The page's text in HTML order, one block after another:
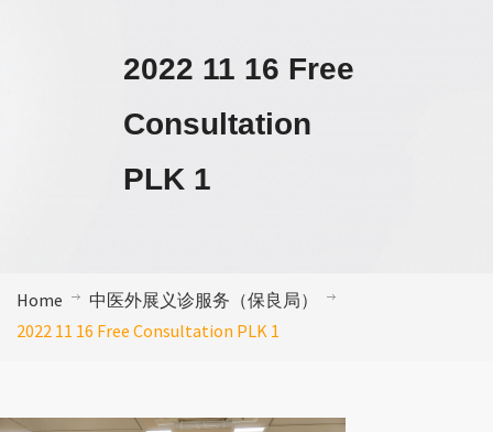
2022 11 16 Free
Consultation
PLK 1
Home
中医外展义诊服务（保良局）
2022 11 16 Free Consultation PLK 1